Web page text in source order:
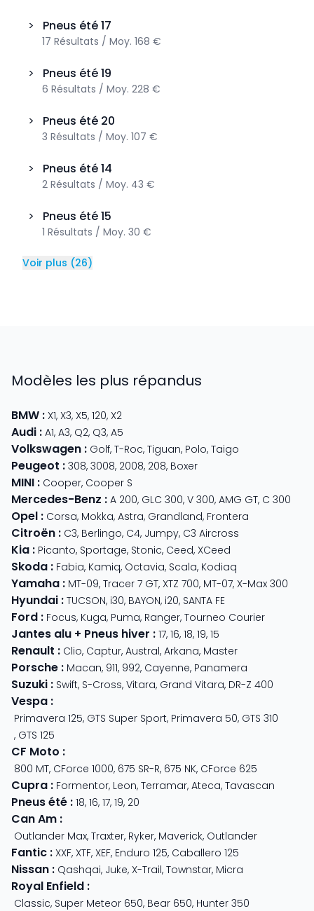
> Pneus été17
17 Résultats / Moy. 168 €
> Pneus été19
6 Résultats / Moy. 228 €
> Pneus été 20
3 Résultats / Moy. 107 €
> Pneus été14
2 Résultats / Moy. 43 €
> Pneus été15
1 Résultats / Moy. 30 €
Voir plus (26)
Modèles les plus répandus
BMW : X1, X3, X5, 120, X2
Audi : A1, A3, Q2, Q3, A5
Volkswagen : Golf, T-Roc, Tiguan, Polo, Taigo
Peugeot : 308, 3008, 2008, 208, Boxer
MINI : Cooper, Cooper S
Mercedes-Benz : A 200, GLC 300, V 300, AMG GT, C 300
Opel : Corsa, Mokka, Astra, Grandland, Frontera
Citroën : C3, Berlingo, C4, Jumpy, C3 Aircross
Kia : Picanto, Sportage, Stonic, Ceed, XCeed
Skoda : Fabia, Kamiq, Octavia, Scala, Kodiaq
Yamaha : MT-09, Tracer 7 GT, XTZ 700, MT-07, X-Max 300
Hyundai : TUCSON, i30, BAYON, i20, SANTA FE
Ford : Focus, Kuga, Puma, Ranger, Tourneo Courier
Jantes alu + Pneus hiver : 17, 16, 18, 19, 15
Renault : Clio, Captur, Austral, Arkana, Master
Porsche : Macan, 911, 992, Cayenne, Panamera
Suzuki : Swift, S-Cross, Vitara, Grand Vitara, DR-Z 400
Vespa :
Primavera 125, GTS Super Sport, Primavera 50, GTS 310
, GTS 125
CF Moto :
800 MT, CForce 1000, 675 SR-R, 675 NK, CForce 625
Cupra : Formentor, Leon, Terramar, Ateca, Tavascan
Pneus été : 18, 16, 17, 19, 20
Can Am :
Outlander Max, Traxter, Ryker, Maverick, Outlander
Fantic : XXF, XTF, XEF, Enduro 125, Caballero 125
Nissan : Qashqai, Juke, X-Trail, Townstar, Micra
Royal Enfield :
Classic, Super Meteor 650, Bear 650, Hunter 350